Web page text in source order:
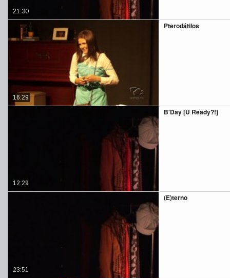
21:30
Pterodátilos
16:29
B'Day [U Ready?!]
12:29
(E)terno
23:51